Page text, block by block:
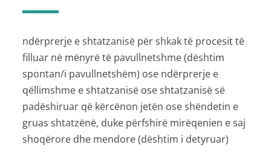
ndërprerje e shtatzanisë për shkak të procesit të
filluar në mënyrë të pavullnetshme (dështim
spontan/i pavullnetshëm) ose ndërprerje e
qëllimshme e shtatzanisë ose shtatzanisë së
padëshiruar që kërcënon jetën ose shëndetin e
gruas shtatzënë, duke përfshirë mirëqenien e saj
shoqërore dhe mendore (dështim i detyruar)